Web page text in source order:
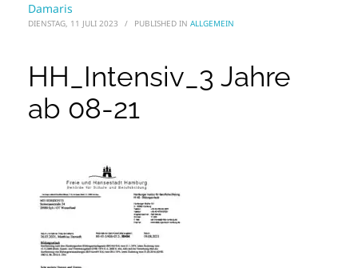
Damaris
DIENSTAG, 11 JULI 2023 / PUBLISHED IN ALLGEMEIN
HH_Intensiv_3 Jahre
ab 08-21